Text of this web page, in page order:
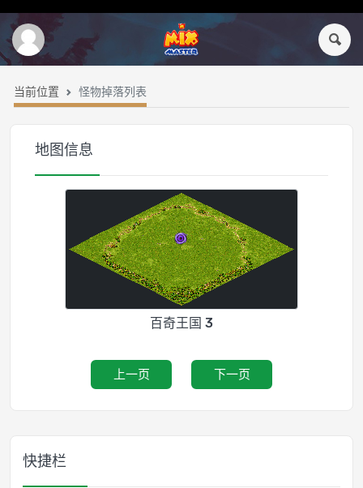
当前位置 怪物掉落列表
地图信息
百奇王国 3
上一页 下一页
快捷栏